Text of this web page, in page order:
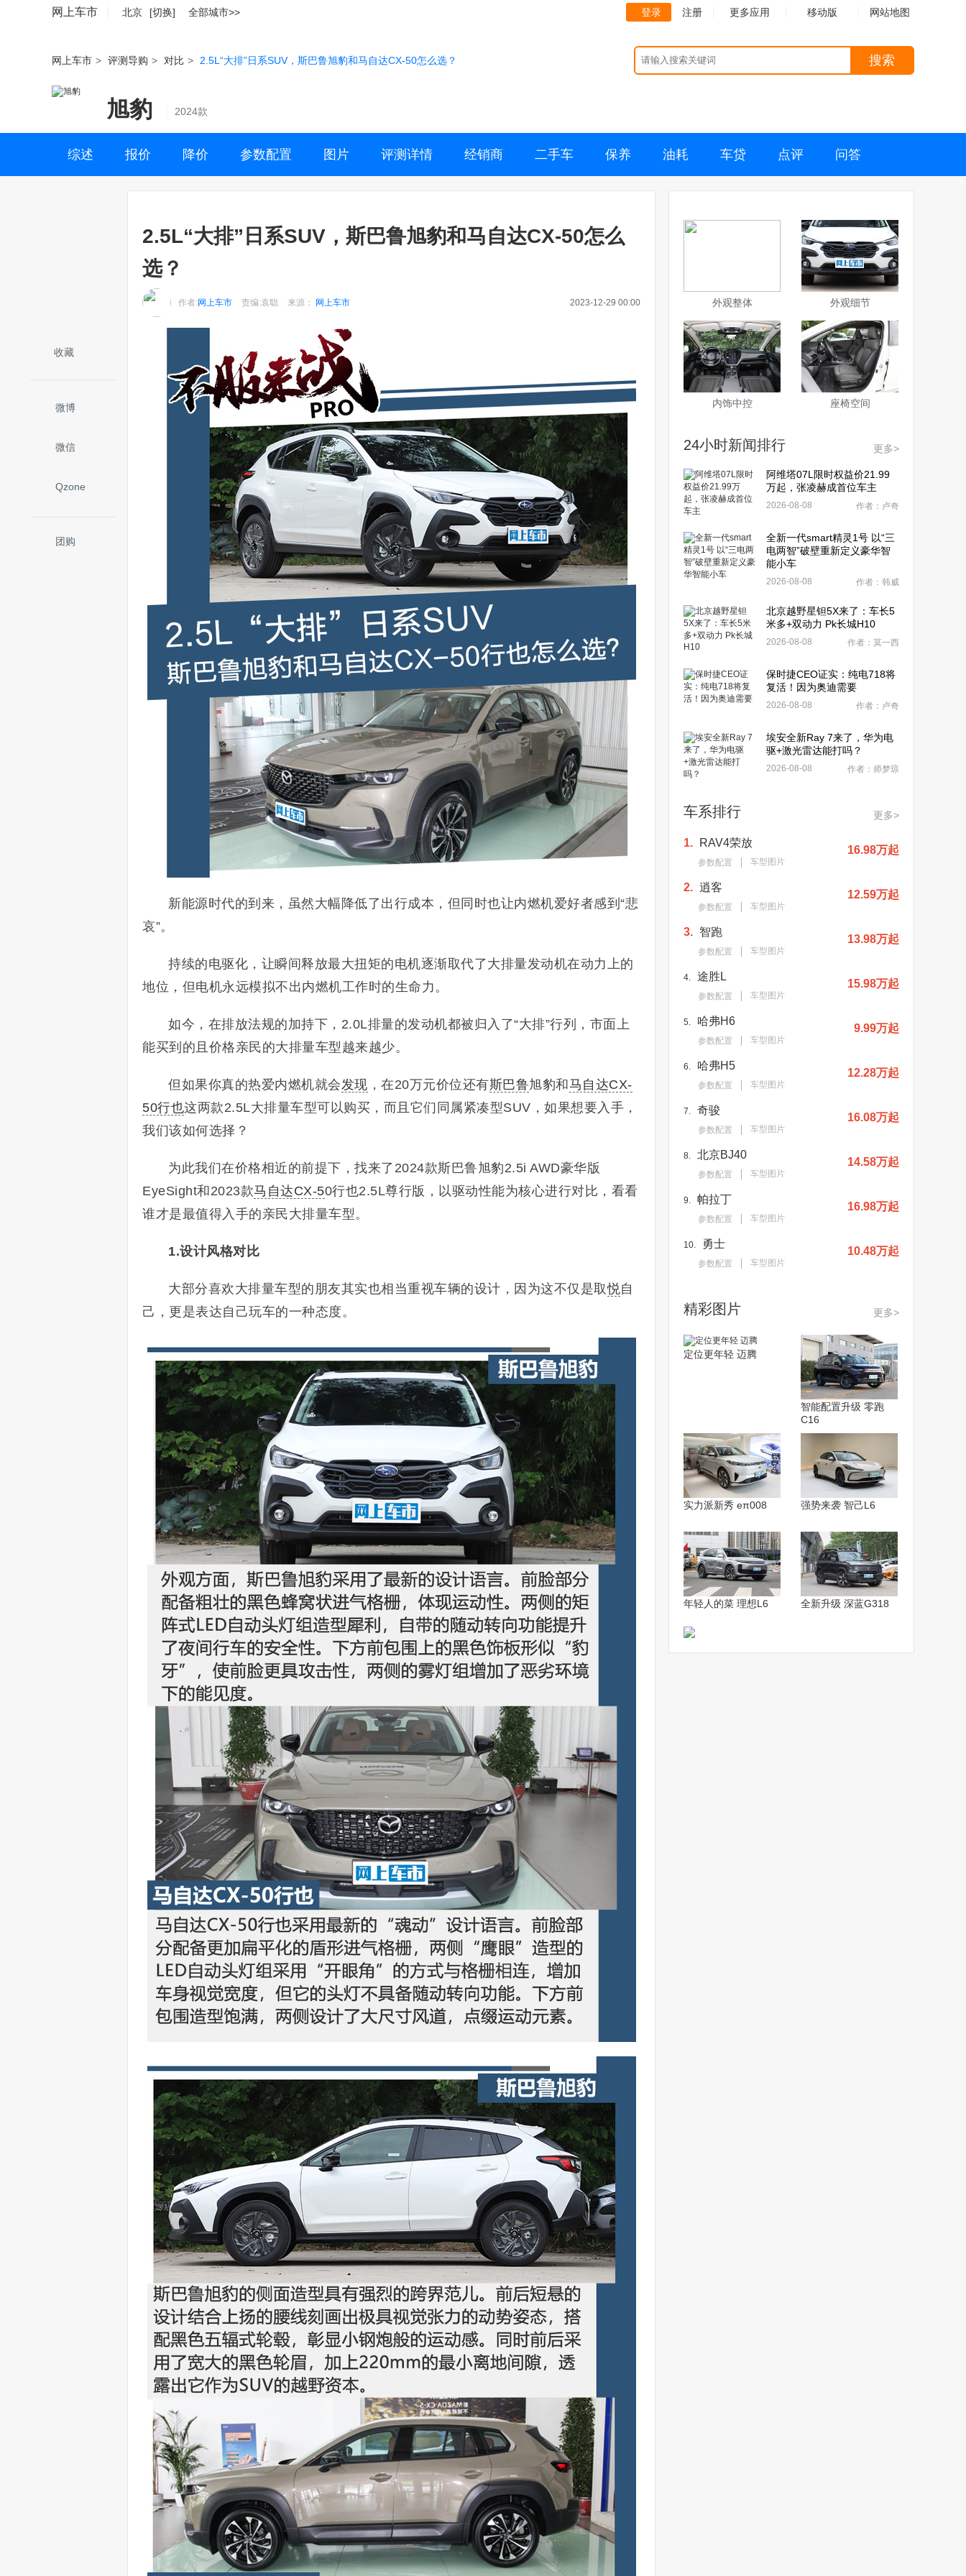
网上车市 北京 [切换] 全部城市>> 登录 注册 更多应用 移动版 网站地图
网上车市 > 评测导购 > 对比 > 2.5L“大排”日系SUV，斯巴鲁旭豹和马自达CX-50怎么选？ 搜索
旭豹 2024款
综述 报价 降价 参数配置 图片 评测详情 经销商 二手车 保养 油耗 车贷 点评 问答
收藏
微博
微信
Qzone
团购
2.5L“大排”日系SUV，斯巴鲁旭豹和马自达CX-50怎么
选？
作者: 网上车市 责编:袁聪 来源： 网上车市 2023-12-29 00:00
新能源时代的到来，虽然大幅降低了出行成本，但同时也让内燃机爱好者感到“悲
哀”。
持续的电驱化，让瞬间释放最大扭矩的电机逐渐取代了大排量发动机在动力上的
地位，但电机永远模拟不出内燃机工作时的生命力。
如今，在排放法规的加持下，2.0L排量的发动机都被归入了“大排”行列，市面上
能买到的且价格亲民的大排量车型越来越少。
但如果你真的热爱内燃机就会发现 ，在20万元价位还有斯巴鲁旭豹和马自达CX-
50行也这两款2.5L大排量车型可以购买，而且它们同属紧凑型SUV，如果想要入手，
我们该如何选择？
为此我们在价格相近的前提下，找来了2024款斯巴鲁旭豹2.5i AWD豪华版
EyeSight和2023款马自达CX-50行也2.5L尊行版，以驱动性能为核心进行对比，看看
谁才是最值得入手的亲民大排量车型。
1.设计风格对比
大部分喜欢大排量车型的朋友其实也相当重视车辆的设计，因为这不仅是取悦自
己，更是表达自己玩车的一种态度。
外观整体 外观细节
内饰中控 座椅空间
24小时新闻排行 更多>
阿维塔07L限时权益价21.99
万起，张凌赫成首位车主
2026-08-08 作者：卢奇
全新一代smart精灵1号 以“三
电两智”破壁重新定义豪华智
能小车
2026-08-08 作者：韩威
北京越野星钽5X来了：车长5
米多+双动力 Pk长城H10
2026-08-08 作者：莫一西
保时捷CEO证实：纯电718将
复活！因为奥迪需要
2026-08-08 作者：卢奇
埃安全新Ray 7来了，华为电
驱+激光雷达能打吗？
2026-08-08 作者：师梦琼
车系排行 更多>
1. RAV4荣放
参数配置 车型图片
16.98万起
2. 逍客
参数配置 车型图片
12.59万起
3. 智跑
参数配置 车型图片
13.98万起
4. 途胜L
参数配置 车型图片
15.98万起
5. 哈弗H6
参数配置 车型图片
9.99万起
6. 哈弗H5
参数配置 车型图片
12.28万起
7. 奇骏
参数配置 车型图片
16.08万起
8. 北京BJ40
参数配置 车型图片
14.58万起
9. 帕拉丁
参数配置 车型图片
16.98万起
10. 勇士
参数配置 车型图片
10.48万起
精彩图片 更多>
定位更年轻 迈腾
智能配置升级 零跑
C16
实力派新秀 eπ008 强势来袭 智己L6
年轻人的菜 理想L6 全新升级 深蓝G318